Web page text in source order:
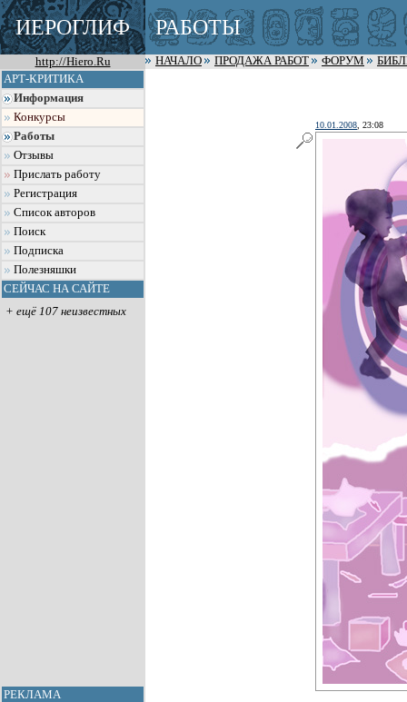
ИЕРОГЛИФ РАБОТЫ
http://Hiero.Ru НАЧАЛО ПРОДАЖА РАБОТ ФОРУМ
АРТ-КРИТИКА
Информация
Конкурсы
Работы
Отзывы
Прислать работу
Регистрация
Список авторов
Поиск
Подписка
Полезняшки
СЕЙЧАС НА САЙТЕ
+ ещё 107 неизвестных
РЕКЛАМА
10.01.2008 , 23:08